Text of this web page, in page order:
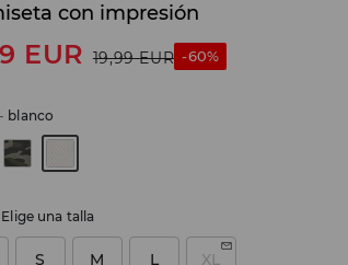
con impresión
EUR 19,99 EUR -60%
blanco
Elige una talla
S M L XL